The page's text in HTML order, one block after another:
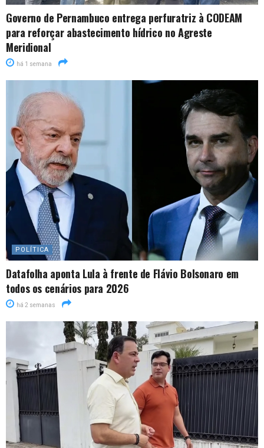
Governo de Pernambuco entrega perfuratriz à CODEAM
para reforçar abastecimento hídrico no Agreste
Meridional
há 1 semana
POLÍTICA
Datafolha aponta Lula à frente de Flávio Bolsonaro em
todos os cenários para 2026
há 2 semanas